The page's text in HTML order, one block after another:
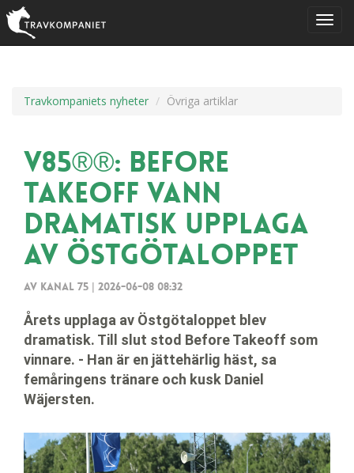
Travkompaniets nyheter Övriga artiklar
V85®®: Before
Takeoff vann
dramatisk upplaga
av Östgötaloppet
Av Kanal 75 | 2026-06-08 08:32
Årets upplaga av Östgötaloppet blev
dramatisk. Till slut stod Before Takeoff som
vinnare. - Han är en jättehärlig häst, sa
femåringens tränare och kusk Daniel
Wäjersten.